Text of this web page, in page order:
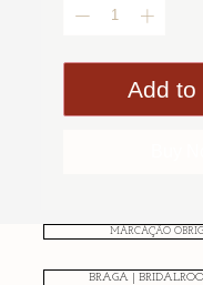
Add to
MARCAÇÃO
BRAGA |